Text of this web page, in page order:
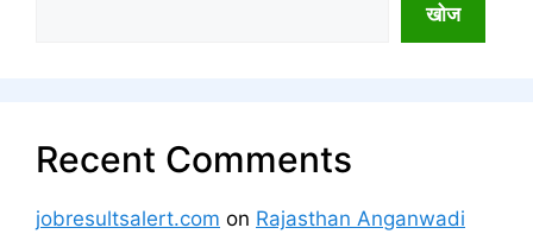
खोज
Recent Comments
jobresultsalert.com on Rajasthan Anganwadi